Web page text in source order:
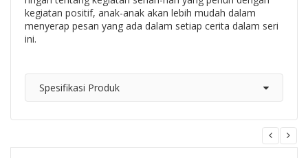
kegiatan positif, anak-anak akan lebih mudah dalam
menyerap pesan yang ada dalam setiap cerita dalam seri
ini.
Spesifikasi Produk